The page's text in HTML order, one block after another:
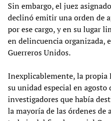
Sin embargo, el juez
declinó emitir una orden de
por ese cargo, y en su lugar
en delincuencia organizada,
Guerreros Unidos.
Inexplicablemente, la propia
su unidad especial en
investigadores que había
la mayoría de las órdenes